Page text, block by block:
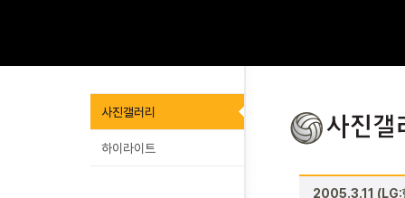
사진갤러리
하이라이트
2005.3.11 (LG: